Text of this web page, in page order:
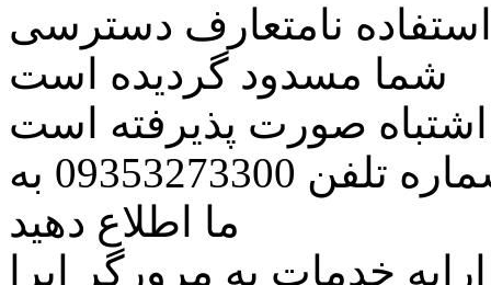
نامتعارف دسترسی
شما مسدود گردیده است
اشتباه صورت پذیرفته است
مراتب این مسئله را از طریق شماره تلفن 09353273300 به
ما اطلاع دهید
خدمات به مرورگر اپرا